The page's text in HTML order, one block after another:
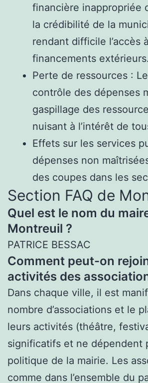
financière inappropriée
la crédibilité de la
rendant difficile l’accès
financements extérieurs.
Perte de ressources :
contrôle des dépenses
gaspillage des
nuisant à l’intérêt de
Effets sur les services
dépenses non
des coupes dans les
Section FAQ de
Quel est le nom du
Montreuil ?
PATRICE BESSAC
Comment peut-on
activités des
Dans chaque ville, il est
nombre d’associations et le
leurs activités (théâtre,
significatifs et ne dépendent
politique de la mairie. Les
comme dans l’ensemble du